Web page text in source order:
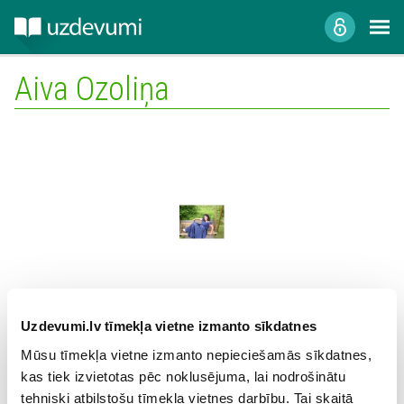
Uzdevumi.lv tīmekļa vietne izmanto sīkdatnes
Mūsu tīmekļa vietne izmanto nepieciešamās sīkdatnes,
kas tiek izvietotas pēc noklusējuma, lai nodrošinātu
tehniski atbilstošu tīmekļa vietnes darbību. Tai skaitā
Aiva Ozoliņa
Mācību iestāde: